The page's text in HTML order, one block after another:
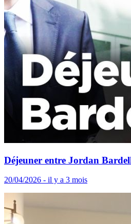
Déjeuner entre Jordan
20/04/2026 - il y a 3 mois